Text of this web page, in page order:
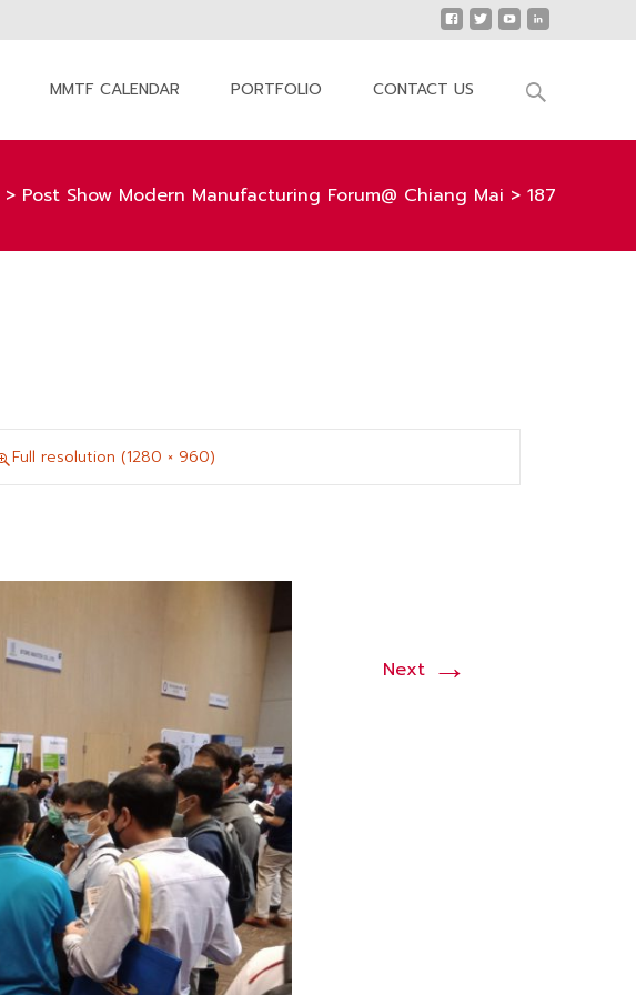
MMTF CALENDAR PORTFOLIO CONTACT US
Search
> Post Show Modern Manufacturing Forum@ Chiang Mai > 187
Full resolution (1280 × 960)
Next →